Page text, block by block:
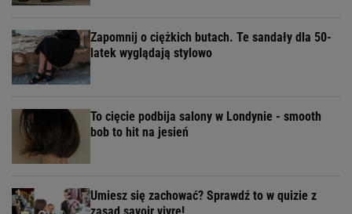
Zapomnij o ciężkich butach. Te sandały dla 50-
latek wyglądają stylowo
To cięcie podbija salony w Londynie - smooth
bob to hit na jesień
Umiesz się zachować? Sprawdź to w quizie z
zasad savoir vivre!